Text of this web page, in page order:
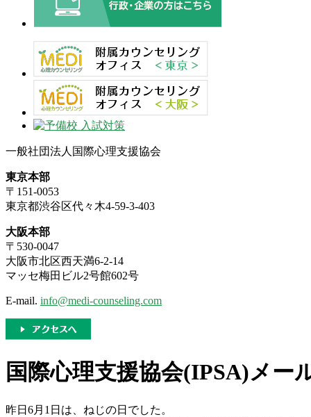
一般社団法人国際心理支援協会
東京本部
〒151-0053
東京都渋谷区代々木4-59-3-403
大阪本部
〒530-0047
大阪市北区西天満6-2-14
マッセ梅田ビル2号館602号
E-mail. info@medi-counseling.com
国際心理支援協会(IPSA)メー
昨日6月1日は、ねじの日でした。